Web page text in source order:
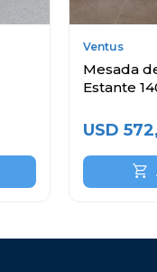
Ventus
Mesada
Estante
USD